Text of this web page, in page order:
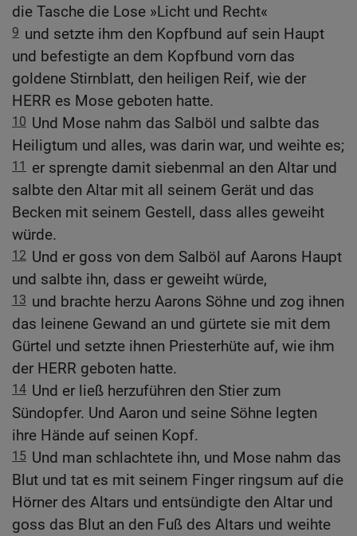
die Tasche die Lose »Licht und Recht«
9 und setzte ihm den Kopfbund auf sein Haupt
und befestigte an dem Kopfbund vorn das
goldene Stirnblatt, den heiligen Reif, wie der
HERR es Mose geboten hatte.
10 Und Mose nahm das Salböl und salbte das
Heiligtum und alles, was darin war, und weihte es;
11
er sprengte damit siebenmal an den Altar und
salbte den Altar mit all seinem Gerät und das
Becken mit seinem Gestell, dass alles geweiht
würde.
12 Und er goss von dem Salböl auf Aarons Haupt
und salbte ihn, dass er geweiht würde,
13 und brachte herzu Aarons Söhne und zog ihnen
das leinene Gewand an und gürtete sie mit dem
Gürtel und setzte ihnen Priesterhüte auf, wie ihm
der HERR geboten hatte.
14 Und er ließ herzuführen den Stier zum
Sündopfer. Und Aaron und seine Söhne legten
ihre Hände auf seinen Kopf.
15 Und man schlachtete ihn, und Mose nahm das
Blut und tat es mit seinem Finger ringsum auf die
Hörner des Altars und entsündigte den Altar und
goss das Blut an den Fuß des Altars und weihte